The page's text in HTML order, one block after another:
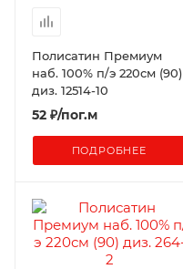
Полисатин Премиум
наб. 100% п/э 220см (90)
диз. 12514-10
52 ₽/пог.м
ПОДРОБНЕЕ